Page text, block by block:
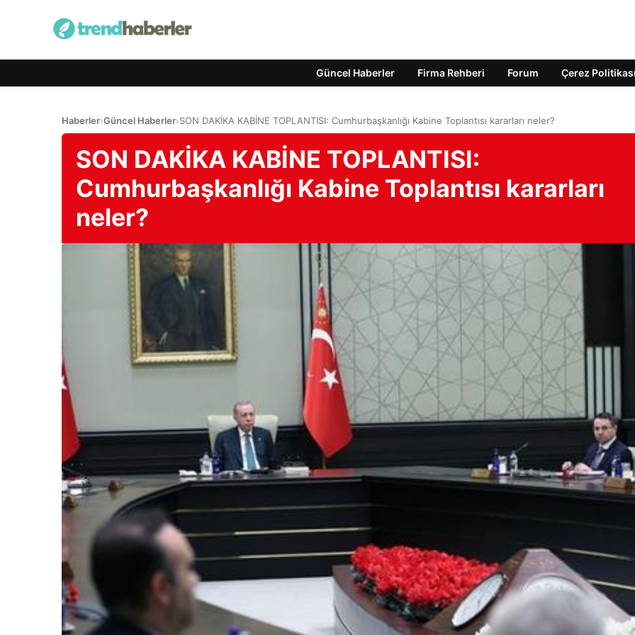
Güncel Haberler Firma Rehberi Forum Çerez Politikası
Haberler›Güncel Haberler›SON DAKİKA KABİNE TOPLANTISI: Cumhurbaşkanlığı Kabine Toplantısı kararları neler?
SON DAKİKA KABİNE TOPLANTISI:
Cumhurbaşkanlığı Kabine Toplantısı kararları
neler?